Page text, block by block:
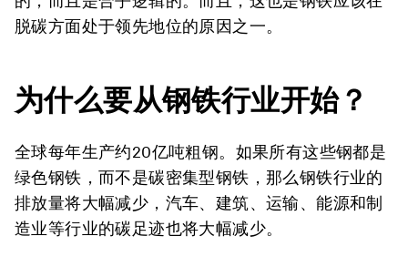
脱碳方面处于领先地位的原因之一。
为什么要从钢铁行业开始？
全球每年生产约20亿吨粗钢。如果所有这些钢都是
绿色钢铁，而不是碳密集型钢铁，那么钢铁行业的
排放量将大幅减少，汽车、建筑、运输、能源和制
造业等行业的碳足迹也将大幅减少。